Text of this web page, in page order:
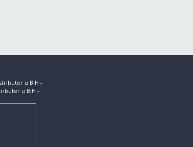
u BiH -
u BiH -